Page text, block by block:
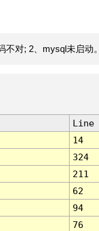
对; 2、mysql未启动。
Line
14
324
211
62
94
76